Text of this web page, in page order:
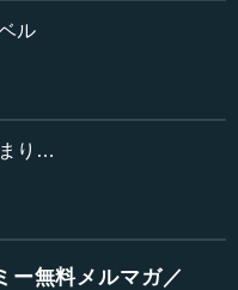
、「共産主義者とその
会主義ではないから、
た。そういう形で、戦
ある意味で、この立場
」ということで、社会
す。ただ河合は、非常
ては、もちろん立派だ
近い考え方ですね。
ル
り…
ー無料メルマガ／